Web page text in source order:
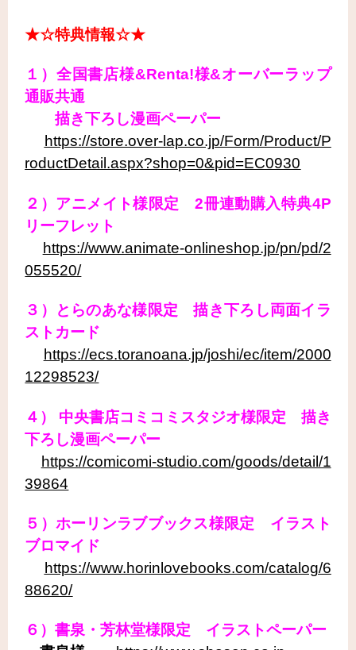
★☆特典情報☆★
１）全国書店様&Renta!様&オーバーラップ
通販共通
描き下ろし漫画ペーパー
https://store.over-lap.co.jp/Form/Product/P
roductDetail.aspx?shop=0&pid=EC0930
２）アニメイト様限定 2冊連動購入特典4P
リーフレット
https://www.animate-onlineshop.jp/pn/pd/2
055520/
３）とらのあな様限定 描き下ろし両面イラ
ストカード
https://ecs.toranoana.jp/joshi/ec/item/2000
12298523/
４） 中央書店コミコミスタジオ様限定 描き
下ろし漫画ペーパー
https://comicomi-studio.com/goods/detail/1
39864
５）ホーリンラブブックス様限定 イラスト
ブロマイド
https://www.horinlovebooks.com/catalog/6
88620/
６）書泉・芳林堂様限定 イラストペーパー